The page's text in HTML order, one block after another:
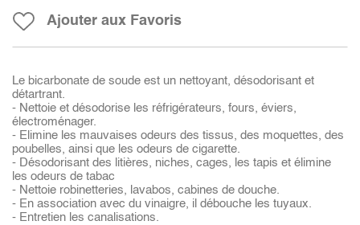
Ajouter aux Favoris
Le bicarbonate de soude est un nettoyant, désodorisant et
détartrant.
- Nettoie et désodorise les réfrigérateurs, fours, éviers,
électroménager.
- Elimine les mauvaises odeurs des tissus, des moquettes, des
poubelles, ainsi que les odeurs de cigarette.
- Désodorisant des litières, niches, cages, les tapis et élimine
les odeurs de tabac
- Nettoie robinetteries, lavabos, cabines de douche.
- En association avec du vinaigre, il débouche les tuyaux.
- Entretien les canalisations.